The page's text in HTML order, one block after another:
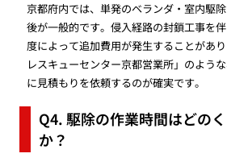
京都府内では、単発のベランダ・室内駆
後が一般的です。侵入経路の封鎖工事を
度によって追加費用が発生することがあ
レスキューセンター京都営業所」のよう
に見積もりを依頼するのが確実です。
Q4. 駆除の作業時間はどの
か？